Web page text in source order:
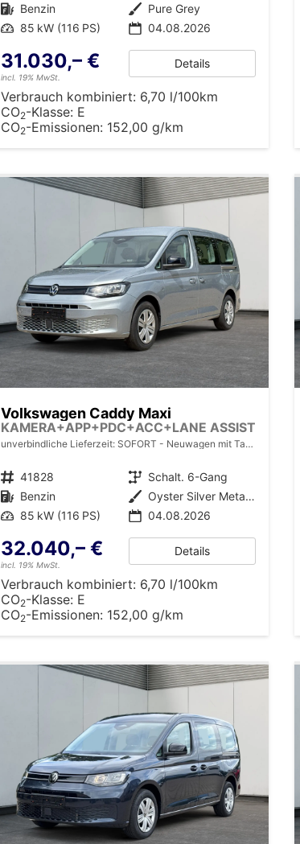
Kraftstoff Benzin Außenfarbe Pure Grey
Leistung 85 kW (116 PS) 04.08.2026
31.030,– €
incl. 19% MwSt.
Details
Verbrauch kombiniert: 6,70 l/100km
CO2-Klasse: E
CO2-Emissionen: 152,00 g/km
Volkswagen Caddy Maxi
KAMERA+APP+PDC+ACC+LANE ASSIST
unverbindliche Lieferzeit: SOFORT Neuwagen mit Tageszulassung
Fahrzeugnr. 41828 Getriebe Schalt. 6-Gang
Kraftstoff Benzin Außenfarbe
Oyster Silver Metallic
Leistung 85 kW (116 PS) 04.08.2026
32.040,– €
incl. 19% MwSt.
Details
Verbrauch kombiniert: 6,70 l/100km
CO2-Klasse: E
CO2-Emissionen: 152,00 g/km